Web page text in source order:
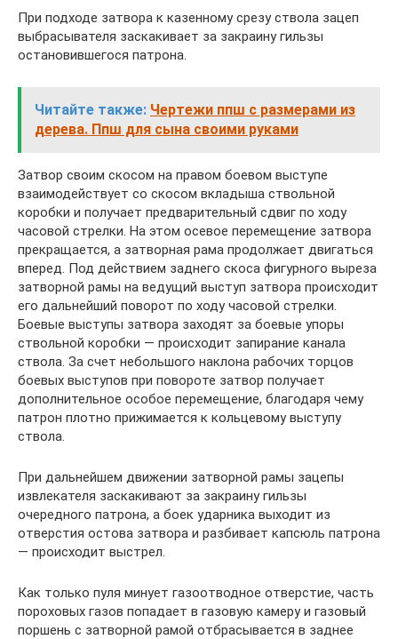
При подходе затвора к казенному срезу ствола зацеп
выбрасывателя заскакивает за закраину гильзы
остановившегося патрона.
Читайте также: Чертежи ппш с размерами из
дерева. Ппш для сына своими руками
Затвор своим скосом на правом боевом выступе
взаимодействует со скосом вкладыша ствольной
коробки и получает предварительный сдвиг по ходу
часовой стрелки. На этом осевое перемещение затвора
прекращается, а затворная рама продолжает двигаться
вперед. Под действием заднего скоса фигурного выреза
затворной рамы на ведущий выступ затвора происходит
его дальнейший поворот по ходу часовой стрелки.
Боевые выступы затвора заходят за боевые упоры
ствольной коробки — происходит запирание канала
ствола. За счет небольшого наклона рабочих торцов
боевых выступов при повороте затвор получает
дополнительное особое перемещение, благодаря чему
патрон плотно прижимается к кольцевому выступу
ствола.
При дальнейшем движении затворной рамы зацепы
извлекателя заскакивают за закраину гильзы
очередного патрона, а боек ударника выходит из
отверстия остова затвора и разбивает капсюль патрона
— происходит выстрел.
Как только пуля минует газоотводное отверстие, часть
пороховых газов попадает в газовую камеру и газовый
поршень с затворной рамой отбрасывается в заднее